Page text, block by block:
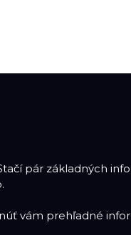
pár základných
vám prehľadné